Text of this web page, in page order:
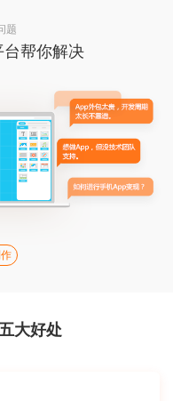
题
台帮你解决
大好处